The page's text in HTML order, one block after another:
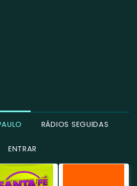
RÁDIOS SEGUIDAS
ENTRAR